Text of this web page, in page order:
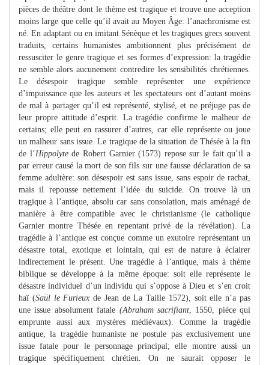
pièces de théâtre dont le thème est tragique et trouve une acception
moins large que celle qu’il avait au Moyen Âge: l’anachronisme est
né. En adaptant ou en imitant Sénèque et les tragiques grecs souvent
traduits, certains humanistes ambitionnent plus précisément de
ressusciter le genre tragique et ses formes d’expression: la tragédie
ne semble alors aucunement contredire les sensibilités chrétiennes.
Le désespoir tragique semble représenter une expérience
d’impuissance que les auteurs et les spectateurs ont d’autant moins
de mal à partager qu’il est représenté, stylisé, et ne préjuge pas de
leur propre attitude d’esprit. La tragédie confirme le malheur de
certains; elle peut en rassurer d’autres, car elle représente ou joue
un malheur sans issue. Le tragique de la situation de Thésée à la fin
de l’Hippolytede Robert Garnier (1573) repose sur le fait qu’il a
par erreur causé la mort de son fils sur une fausse déclaration de sa
femme adultère: son désespoir est sans issue, sans espoir de rachat,
mais il repousse nettement l’idée du suicide. On trouve là un
tragique à l’antique, absolu car sans consolation, mais aménagé de
manière à être compatible avec le christianisme (le catholique
Garnier montre Thésée en repentant privé de la révélation). La
tragédie à l’antique est conçue comme un exutoire représentant un
désastre total, exotique et lointain, qui est de nature à éclairer
indirectement le présent. Une tragédie à l’antique, mais à thème
biblique se développe à la même époque: soit elle représente le
désastre individuel d’un individu qui s’oppose à Dieu et s’en croit
haï (Saül le Furieux de Jean de La Taille 1572), soit elle n’a pas
une issue absolument fatale (Abraham sacrifiant, 1550, pièce qui
emprunte aussi aux mystères médiévaux). Comme la tragédie
antique, la tragédie humaniste ne postule pas exclusivement une
issue fatale pour le personnage principal; elle montre aussi un
tragique spécifiquement chrétien. On ne saurait opposer le